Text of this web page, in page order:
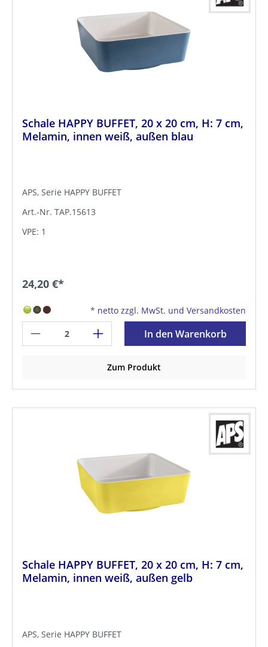
Schale HAPPY BUFFET, 20 x 20 cm, H: 7 cm,
Melamin, innen weiß, außen blau
APS, Serie HAPPY BUFFET
Art.-Nr. TAP.15613
VPE: 1
24,20 €*
* netto zzgl. MwSt. und Versandkosten
In den Warenkorb
Zum Produkt
Schale HAPPY BUFFET, 20 x 20 cm, H: 7 cm,
Melamin, innen weiß, außen gelb
APS, Serie HAPPY BUFFET